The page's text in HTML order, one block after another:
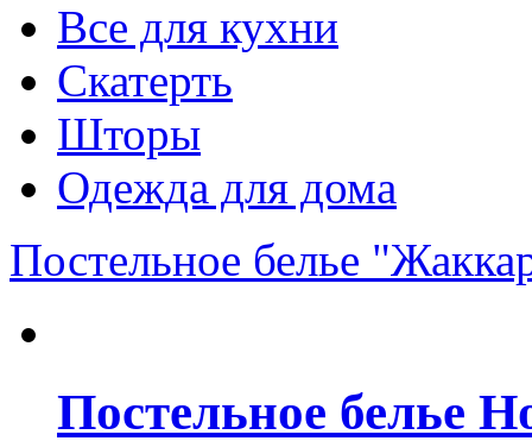
Все для кухни
Скатерть
Шторы
Одежда для дома
Постельное белье
Постельное белье